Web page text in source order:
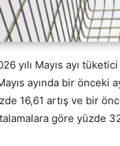
yılı Mayıs ayı
ayında bir önceki
16,61 artış ve bir
göre yüzde